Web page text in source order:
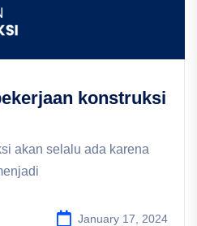
konstruksi
akan selalu ada karena
January 17, 2024